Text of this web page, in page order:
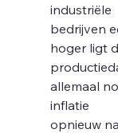
industriële
bedrijven
hoger ligt
allemaal
inflatie
opnieuw